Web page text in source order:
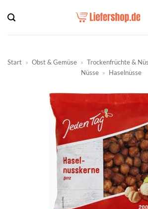
Inhalt
springen
Start » Obst & Gemüse » Trockenfrüchte &
Nüsse » Haselnüsse